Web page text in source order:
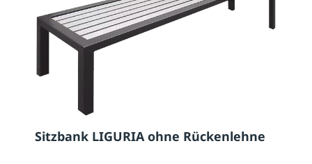
Sitzbank LIGURIA ohne Rückenlehne